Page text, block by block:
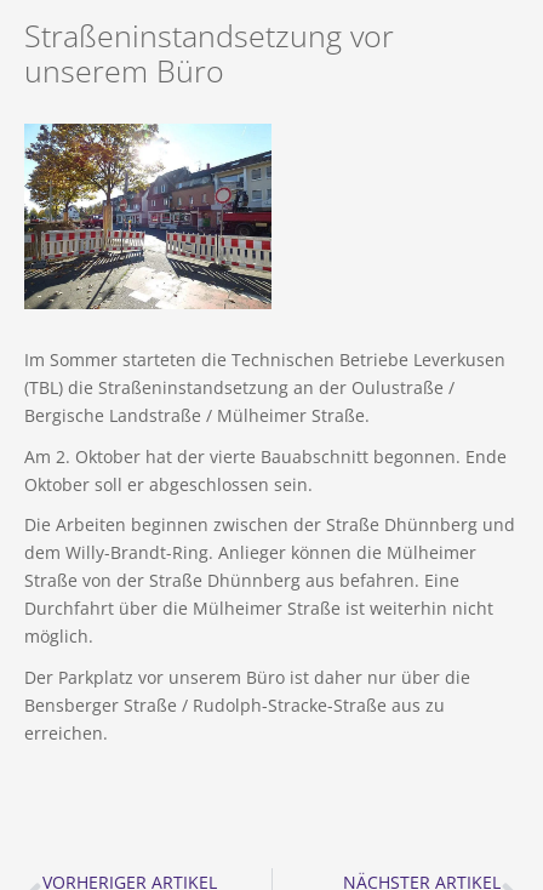
Immobilie in der Scheidung
Vermietungsanfrage
Referenzen (Vermietung)
Immobilien in Vorbereitung
Unsere Leistungen für Mieter
Suchauftrag
Referenzen (Gesamt)
Unternehmens-News
Werden Sie Tippgeber
Immobilie geerbt
Immobilie in der Scheidung
Fachbegriffe der Immobilienwelt
Immobilienfinanzierung
Sanierung einer Immobilie
Privater Immobilienverkauf
Impressum
Datenschutz
Kontaktformular
Datenraum (Login)
Rückruf
Unsere neue App für Interessenten
Straßeninstandsetzung vor
unserem Büro
Im Sommer starteten die Technischen Betriebe Leverkusen
(TBL) die Straßeninstandsetzung an der Oulustraße /
Bergische Landstraße / Mülheimer Straße.
Am 2. Oktober hat der vierte Bauabschnitt begonnen. Ende
Oktober soll er abgeschlossen sein.
Die Arbeiten beginnen zwischen der Straße Dhünnberg und
dem Willy-Brandt-Ring. Anlieger können die Mülheimer
Straße von der Straße Dhünnberg aus befahren. Eine
Durchfahrt über die Mülheimer Straße ist weiterhin nicht
möglich.
Der Parkplatz vor unserem Büro ist daher nur über die
Bensberger Straße / Rudolph-Stracke-Straße aus zu
erreichen.
VORHERIGER ARTIKEL NÄCHSTER ARTIKEL